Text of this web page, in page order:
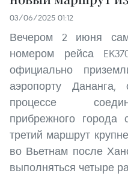
03/06/2025 01:12
Вечером 2 июня
номером рейса
официально
аэропорту
процессе
прибрежного
третий маршрут
во Вьетнам после
выполняться четыре